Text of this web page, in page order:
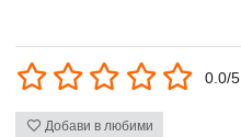
0.0/
Добави в любими